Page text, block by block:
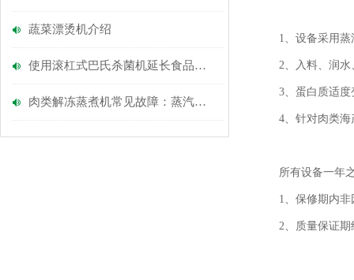
蔬菜漂烫机介绍
使用滚杠式巴氏杀菌机延长食品保质期
肉类解冻蒸煮机常见故障：蒸汽压力不稳、温度偏差、输送带跑偏处理
1、设备采用蒸
2、入料、润水、
3、蛋白质适度变
4、针对肉类海产
所有设备一年之
1、保修期内非因
2、质量保证期结